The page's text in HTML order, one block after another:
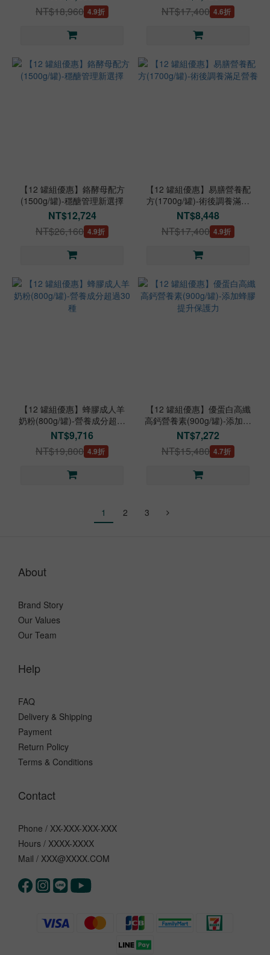
NT$18,960 4.9折
NT$17,400 4.6折
【12 罐組優惠】鉻酵母配方
(1500g/罐)-穩醣管理新選擇
NT$12,724
NT$26,160 4.9折
【12 罐組優惠】易膳營養配
方(1700g/罐)-術後調養滿足
營養
NT$8,448
NT$17,400 4.9折
【12 罐組優惠】蜂膠成人羊
奶粉(800g/罐)-營養成分超過
30種
NT$9,716
NT$19,800 4.9折
【12 罐組優惠】優蛋白高纖
高鈣營養素(900g/罐)-添加蜂
膠提升保護力
NT$7,272
NT$15,480 4.7折
1 2 3
About
Brand Story
Our Values
Our Team
Help
FAQ
Delivery & Shipping
Payment
Return Policy
Terms & Conditions
Contact
Phone / XX-XXX-XXX-XXX
Hours / XXXX-XXXX
Mail / XXX@XXXX.COM